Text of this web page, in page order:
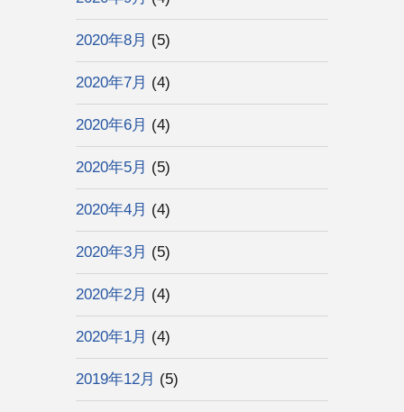
2020年8月 (5)
2020年7月 (4)
2020年6月 (4)
2020年5月 (5)
2020年4月 (4)
2020年3月 (5)
2020年2月 (4)
2020年1月 (4)
2019年12月 (5)